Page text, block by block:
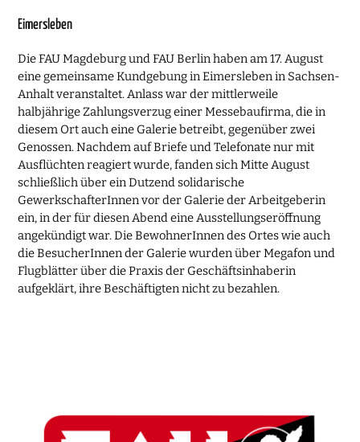
Eimersleben
Die FAU Magdeburg und FAU Berlin haben am 17. August
eine gemeinsame Kundgebung in Eimersleben in Sachsen-
Anhalt veranstaltet. Anlass war der mittlerweile
halbjährige Zahlungsverzug einer Messebaufirma, die in
diesem Ort auch eine Galerie betreibt, gegenüber zwei
Genossen. Nachdem auf Briefe und Telefonate nur mit
Ausflüchten reagiert wurde, fanden sich Mitte August
schließlich über ein Dutzend solidarische
GewerkschafterInnen vor der Galerie der Arbeitgeberin
ein, in der für diesen Abend eine Ausstellungseröffnung
angekündigt war. Die BewohnerInnen des Ortes wie auch
die BesucherInnen der Galerie wurden über Megafon und
Flugblätter über die Praxis der Geschäftsinhaberin
aufgeklärt, ihre Beschäftigten nicht zu bezahlen.